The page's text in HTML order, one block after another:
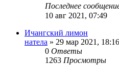
Последнее
10 авг 2021, 07:49
Ичангский лимон
натела » 29 мар 2021, 18:16
0 Ответы
1263 Просмотры